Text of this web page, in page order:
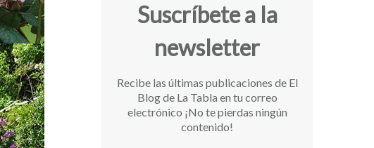
Suscríbete a la
newsletter
Recibe las últimas publicaciones de El
Blog de La Tabla en tu correo
electrónico ¡No te pierdas ningún
contenido!